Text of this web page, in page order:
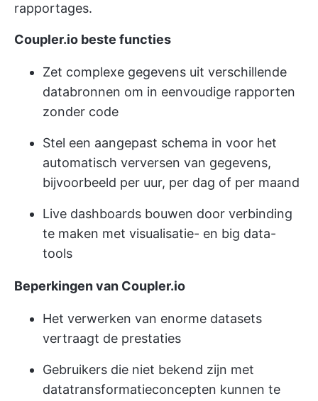
rapportages.
Coupler.io beste functies
Zet complexe gegevens uit verschillende
databronnen om in eenvoudige rapporten
zonder code
Stel een aangepast schema in voor het
automatisch verversen van gegevens,
bijvoorbeeld per uur, per dag of per maand
Live dashboards bouwen door verbinding
te maken met visualisatie- en big data-
tools
Beperkingen van Coupler.io
Het verwerken van enorme datasets
vertraagt de prestaties
Gebruikers die niet bekend zijn met
datatransformatieconcepten kunnen te